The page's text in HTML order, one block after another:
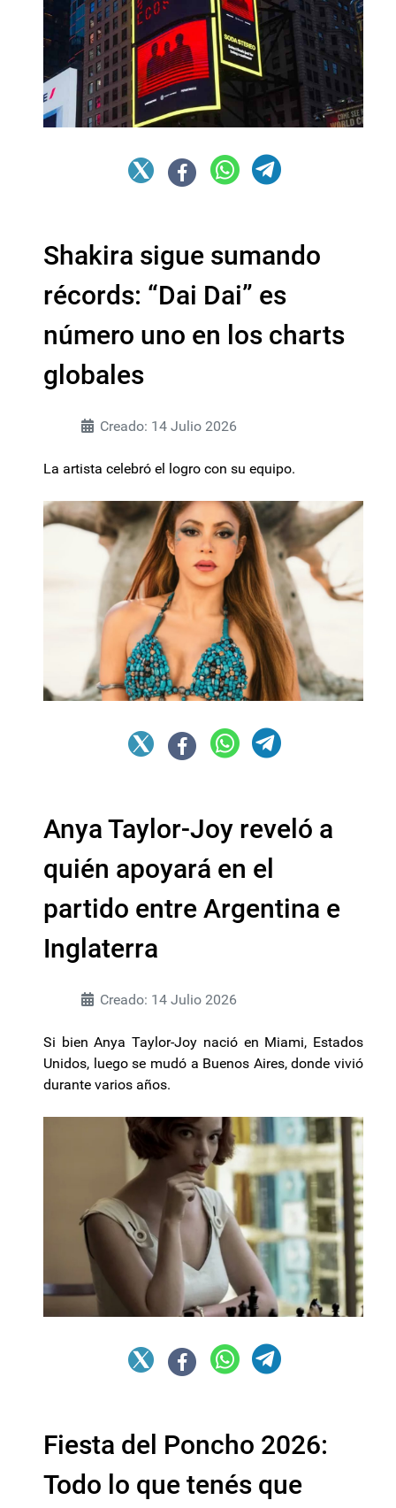
Shakira sigue sumando
récords: “Dai Dai” es
número uno en los charts
globales
Creado: 14 Julio 2026
La artista celebró el logro con su equipo.
Anya Taylor-Joy reveló a
quién apoyará en el
partido entre Argentina e
Inglaterra
Creado: 14 Julio 2026
Si bien Anya Taylor-Joy nació en Miami, Estados
Unidos, luego se mudó a Buenos Aires, donde vivió
durante varios años.
Fiesta del Poncho 2026:
Todo lo que tenés que